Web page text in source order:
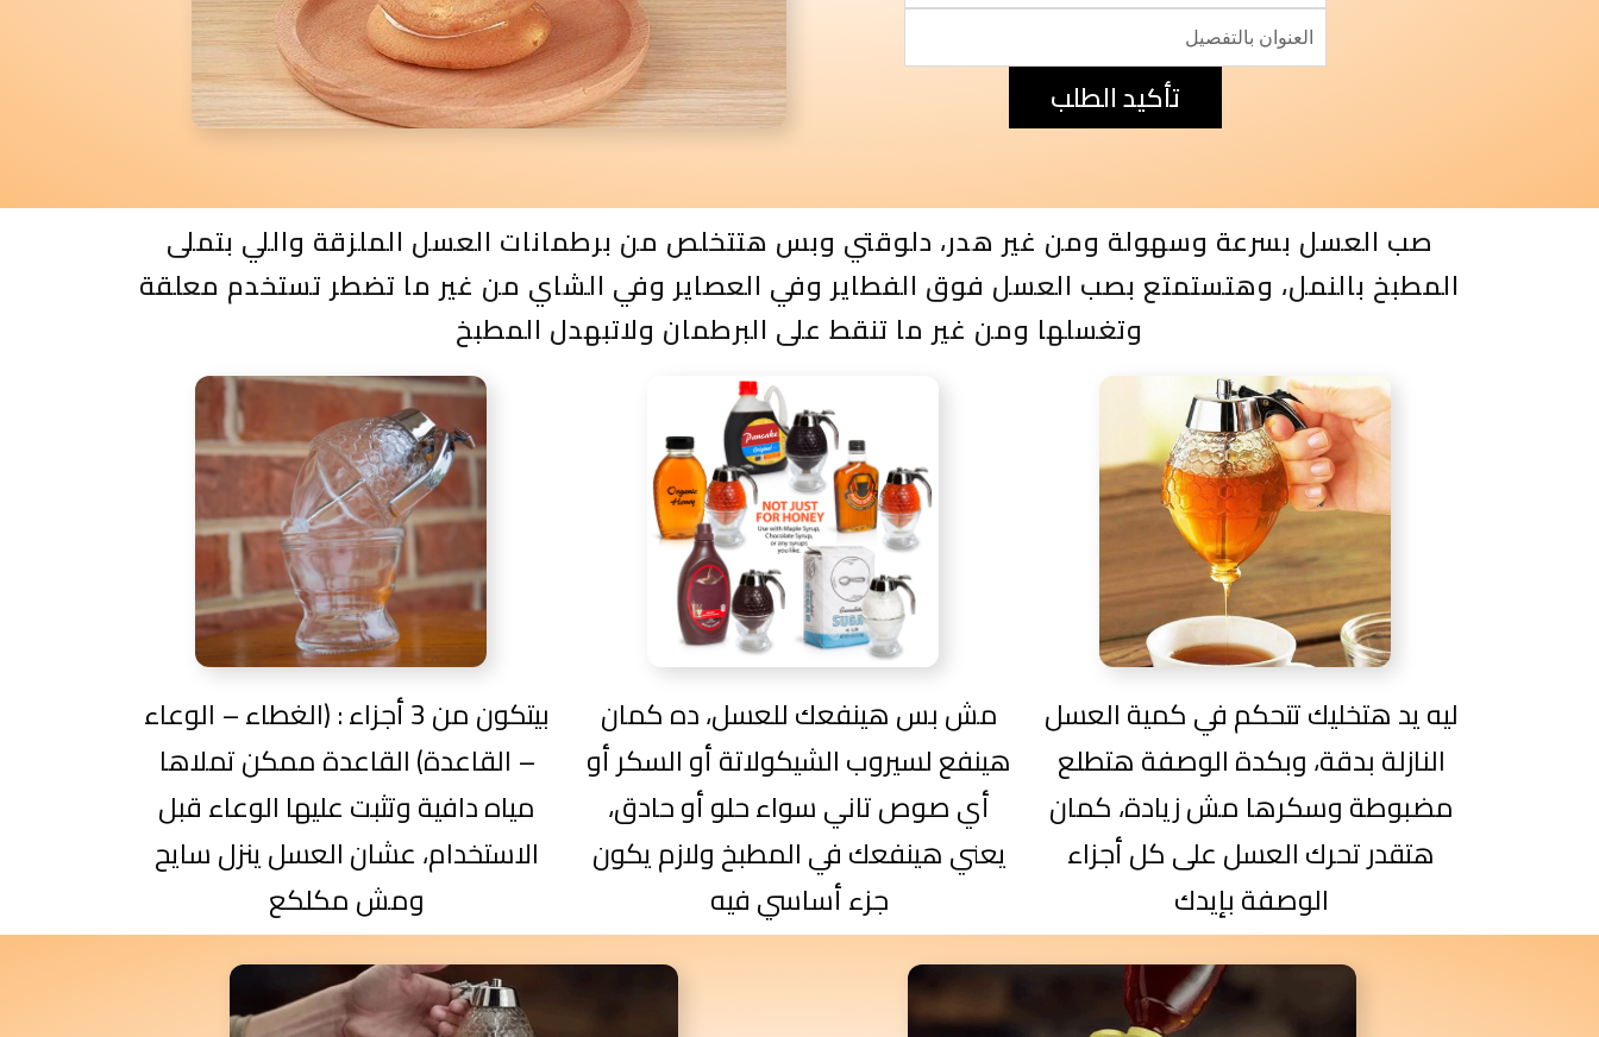
تأكيد الطلب
صب العسل بسرعة وسهولة ومن غير هدر، دلوقتي وبس هتتخلص من برطمانات العسل الملزقة واللي بتملى
المطبخ بالنمل، وهتستمتع بصب العسل فوق الفطاير وفي العصاير وفي الشاي من غير ما تضطر تستخدم معلقة
وتغسلها ومن غير ما تنقط على البرطمان ولاتبهدل المطبخ
بيتكون من 3 أجزاء : (الغطاء – الوعاء
– القاعدة) القاعدة ممكن تملاها
مياه دافية وتثبت عليها الوعاء قبل
الاستخدام، عشان العسل ينزل سايح
ومش مكلكع
مش بس هينفعك للعسل، ده كمان
هينفع لسيروب الشيكولاتة أو السكر أو
أي صوص تاني سواء حلو أو حادق،
يعني هينفعك في المطبخ ولازم يكون
جزء أساسي فيه
ليه يد هتخليك تتحكم في كمية العسل
النازلة بدقة، وبكدة الوصفة هتطلع
مضبوطة وسكرها مش زيادة، كمان
هتقدر تحرك العسل على كل أجزاء
الوصفة بإيدك